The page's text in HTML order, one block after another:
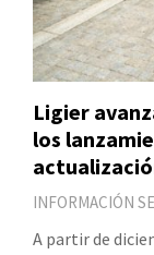
Ligier
los
INFORMACIÓN
A partir de